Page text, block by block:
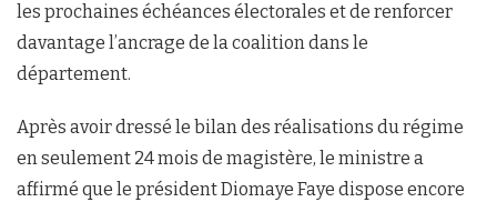
les prochaines échéances électorales et de renforcer
davantage l’ancrage de la coalition dans le
département.
Après avoir dressé le bilan des réalisations du régime
en seulement 24 mois de magistère, le ministre a
affirmé que le président Diomaye Faye dispose encore